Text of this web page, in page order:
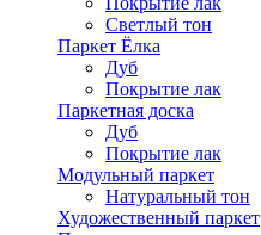
Светлый тон
Паркет Ёлка
Дуб
Покрытие лак
Паркетная доска
Дуб
Покрытие лак
Модульный паркет
Натуральный тон
Художественный паркет